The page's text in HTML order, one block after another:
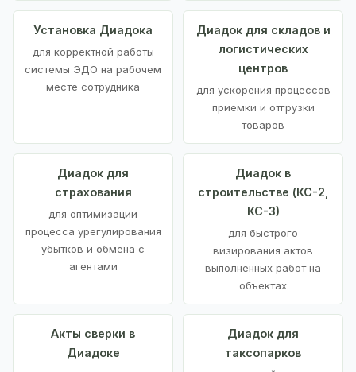
Установка Диадока
для корректной работы
системы ЭДО на рабочем
месте сотрудника
Диадок для складов и
логистических
центров
для ускорения процессов
приемки и отгрузки
товаров
Диадок для
страхования
для оптимизации
процесса урегулирования
убытков и обмена с
агентами
Диадок в
строительстве (КС-2,
КС-3)
для быстрого
визирования актов
выполненных работ на
объектах
Акты сверки в
Диадоке
Диадок для
таксопарков